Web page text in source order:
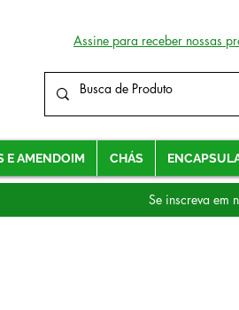
Assine para receber nossas
E AMENDOIM CHÁS
Se inscreva em